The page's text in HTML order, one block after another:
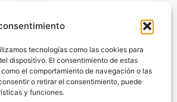
tecnologías como las cookies para
dispositivo. El consentimiento de estas
el comportamiento de navegación o las
o retirar el consentimiento, puede
y funciones.